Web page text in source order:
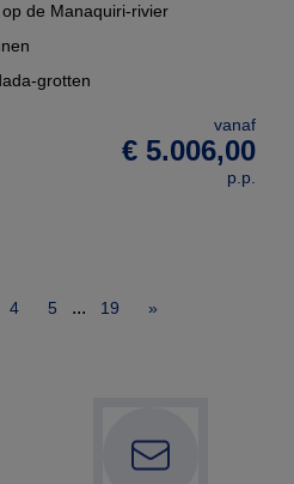
de Manaquiri-rivier
grotten
vanaf
€ 5.006,00
p.p.
4 5 ... 19 »